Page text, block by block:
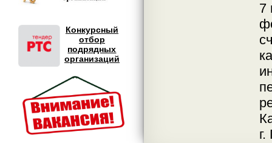
Конкурсный
отбор
подрядных
организаций
7